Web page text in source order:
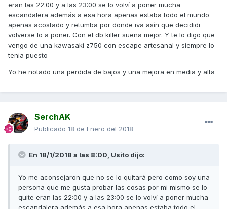
eran las 22:00 y a las 23:00 se lo volví a poner mucha
escandalera además a esa hora apenas estaba todo el mundo
apenas acostado y retumba por donde iva asín que decididi
volverse lo a poner. Con el db killer suena mejor. Y te lo digo que
vengo de una kawasaki z750 con escape artesanal y siempre lo
tenia puesto
Yo he notado una perdida de bajos y una mejora en media y alta
SerchAK
Publicado 18 de Enero del 2018
En 18/1/2018 a las 8:00, Usito dijo:
Yo me aconsejaron que no se lo quitará pero como soy una
persona que me gusta probar las cosas por mi mismo se lo
quite eran las 22:00 y a las 23:00 se lo volví a poner mucha